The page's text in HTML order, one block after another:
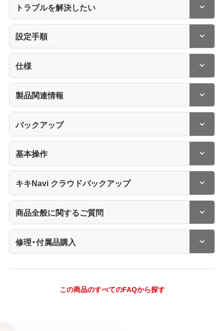
トラブルを解決したい
設定手順
仕様
製品関連情報
バックアップ
基本操作
キキNavi クラウドバックアップ
商品全般に関するご質問
修理・付属品購入
この商品のすべてのFAQから探す